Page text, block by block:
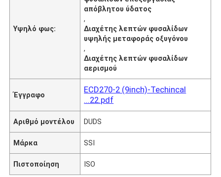
Υψηλό φως:
απόβλητου ύδατος
,
Διαχέτης λεπτών φυσαλίδων
υψηλής μεταφοράς οξυγόνου
,
Διαχέτης λεπτών φυσαλίδων
αερισμού
Έγγραφο
ECD270-2 (9inch)-Techincal
...22.pdf
Αριθμό μοντέλου DUDS
Μάρκα SSI
Πιστοποίηση ISO